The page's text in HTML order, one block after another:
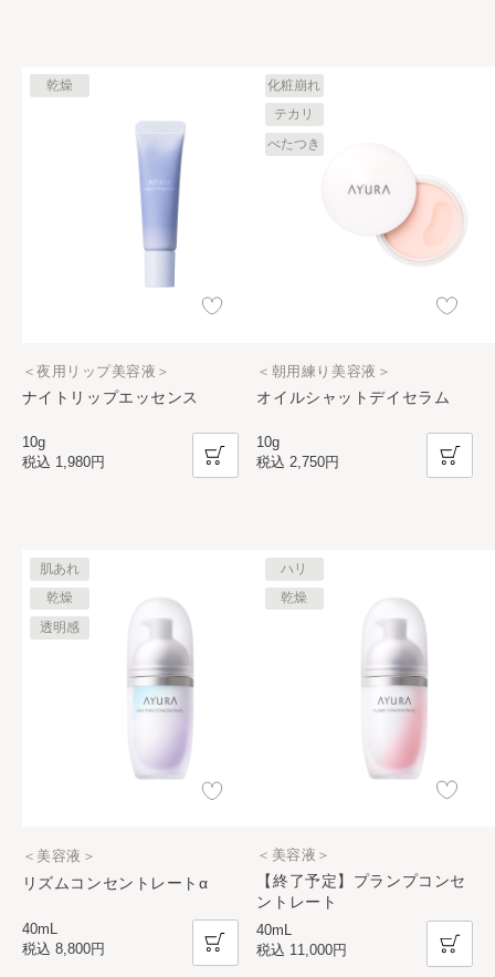
ナイトリップエッセンス
乾燥
＜夜用リップ美容液＞
10g
税込 1,980円
オイルシャットデイセラム
化粧崩れ
テカリ
べたつき
＜朝用練り美容液＞
10g
税込 2,750円
リズムコンセントレートα
肌あれ
乾燥
透明感
＜美容液＞
40mL
税込 8,800円
【終了予定】プランプコンセ
ントレート
ハリ
乾燥
＜美容液＞
40mL
税込 11,000円